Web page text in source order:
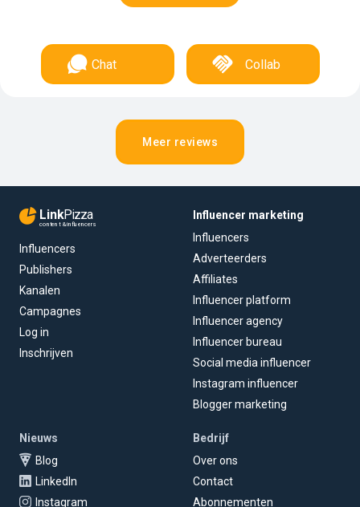
Chat Collab
Meer reviews
LinkPizza
content & influencers
Influencers
Publishers
Kanalen
Campagnes
Log in
Inschrijven
Influencer marketing
Influencers
Adverteerders
Affiliates
Influencer platform
Influencer agency
Influencer bureau
Social media influencer
Instagram influencer
Blogger marketing
Nieuws
Blog
LinkedIn
Instagram
Bedrijf
Over ons
Contact
Abonnementen